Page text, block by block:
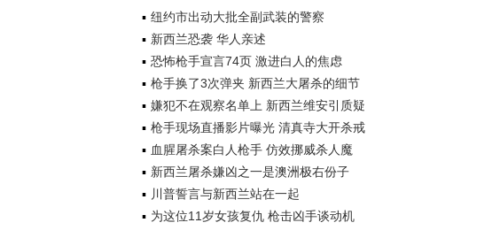
纽约市出动大批全副武装的警察
新西兰恐袭 华人亲述
恐怖枪手宣言74页 激进白人的焦虑
枪手换了3次弹夹 新西兰大屠杀的细节
嫌犯不在观察名单上 新西兰维安引质疑
枪手现场直播影片曝光 清真寺大开杀戒
血腥屠杀案白人枪手 仿效挪威杀人魔
新西兰屠杀嫌凶之一是澳洲极右份子
川普誓言与新西兰站在一起
为这位11岁女孩复仇 枪击凶手谈动机